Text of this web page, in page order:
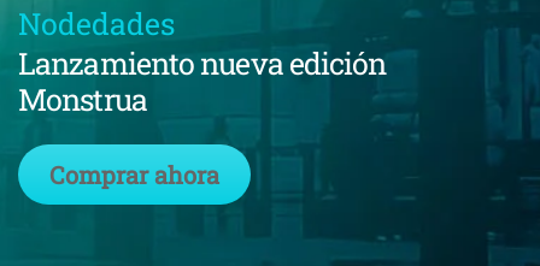
Nodedades
Lanzamiento nueva edición
Monstrua
Comprar ahora